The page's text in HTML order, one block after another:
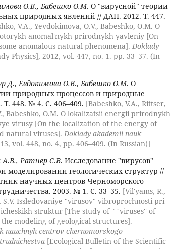
О.В., Бабешко О.М. О "вирусной" теории
природных явлений // ДАН. 2012. Т. 447.
V.A., Yevdokimova, O.V., Babeshko, O.M. O
anomal'nykh prirodnykh yavleniy [On
anomalous natural phenomena]. Doklady
Physics], 2012, vol. 447, no. 1. pp. 33–37. (In
Д., Евдокимова О.В., Бабешко О.М. О
природных процессов и природные
448. № 4. С. 406–409. [Babeshko, V.A., Rittser,
Babeshko, O.M. O lokalizatsii energii prirodnykh
virusy [On the localization of the energy of
natural viruses]. Doklady akademii nauk
vol. 448, no. 4, pp. 406–409. (In Russian)]
А.В., Ратнер С.В. Исследование "вирусов"
моделировании геологических структур //
научных центров Черноморского
2003. № 1. С. 33–35. [Vil'yams, R.,
S.V. Issledovaniye "virusov" vibroprochnosti pri
struktur [The study of ``viruses'' of
modeling of geological structures].
nauchnyh centrov chernomorskogo
[Ecological Bulletin of the Scientific